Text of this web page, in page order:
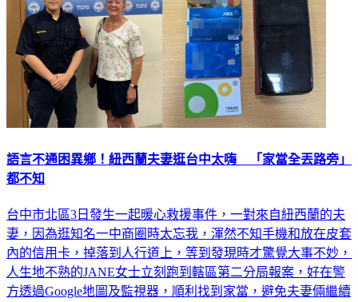
語言不通困異鄉！紐西蘭夫妻逛台中太嗨 「家當全丟路旁」
都不知
台中市北區3日發生一起暖心救援事件，一對來自紐西蘭的夫
妻，因為逛知名一中商圈時太忘我，渾然不知手機和放在皮套
內的信用卡，掉落到人行道上，等到發現時才驚覺大事不妙，
人生地不熟的JANE女士立刻跑到轄區第二分局報案，好在警
方透過Google地圖及監視器，順利找到家當，避免夫妻倆繼續